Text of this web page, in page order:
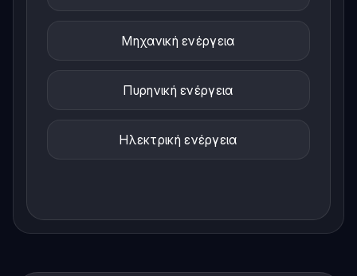
Μηχανική ενέργεια
Πυρηνική ενέργεια
Ηλεκτρική ενέργεια